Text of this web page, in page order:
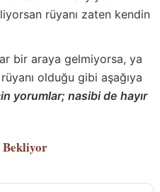
rüyanı zaten kendin
bir araya gelmiyorsa, ya
olduğu gibi aşağıya
yorumlar; nasibi de hayır
Bekliyor